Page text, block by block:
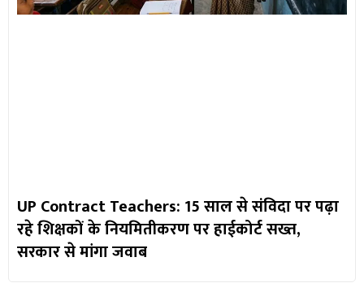
UP Contract Teachers: 15 साल से संविदा पर पढ़ा
रहे शिक्षकों के नियमितीकरण पर हाईकोर्ट सख्त,
सरकार से मांगा जवाब